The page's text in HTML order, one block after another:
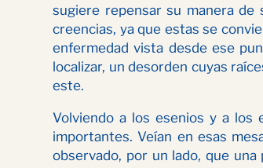
sugiere repensar su manera de
creencias, ya que estas se
enfermedad vista desde ese
localizar, un desorden cuyas
este.
Volviendo a los esenios y a los
importantes. Veían en esas
observado, por un lado, que